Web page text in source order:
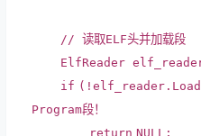
// 读取ELF头并加载段
ElfReader
if
Program段！
return NULL;